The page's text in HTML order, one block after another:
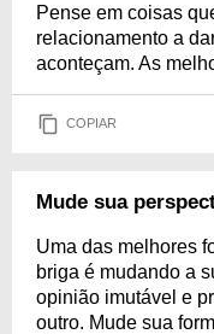
Pense em coisas
relacionamento a
aconteçam. As
COPIAR
Mude sua
Uma das melhores
briga é mudando a
opinião imutável e
outro. Mude sua